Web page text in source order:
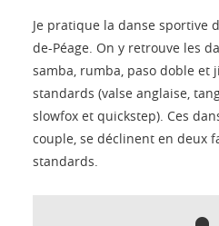
Je pratique la danse sportive
de-Péage. On y retrouve les
samba, rumba, paso doble et
standards (valse anglaise,
slowfox et quickstep). Ces
couple, se déclinent en deux
standards.